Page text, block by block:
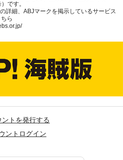
です。
詳細、ABJマークを掲示しているサービス
ら
トを発行する
ントログイン